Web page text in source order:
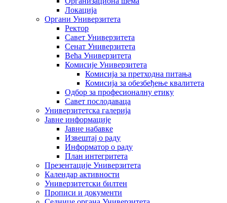
Локација
Органи Универзитета
Ректор
Савет Универзитета
Сенат Универзитета
Већа Универзитета
Комисије Универзитета
Комисија за претходна питања
Комисија за обезбеђење квалитета
Одбор за професионалну етику
Савет послодаваца
Универзитетска галерија
Јавне информације
Јавне набавке
Извештај о раду
Информатор о раду
План интегритета
Презентације Универзитета
Календар активности
Универзитетски билтен
Прописи и документи